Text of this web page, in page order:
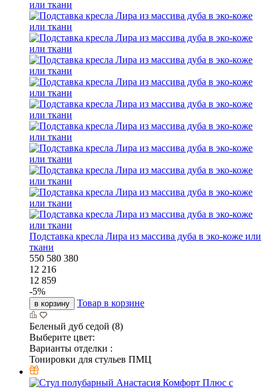
Подставка кресла Лира из массива дуба в эко-коже или
ткани
550 580 380
12 216
12 859
-5%
в корзину Товар в корзине
Беленый дуб седой (8)
Выберите цвет:
Варианты отделки :
Тонировки для стульев ПМЦ